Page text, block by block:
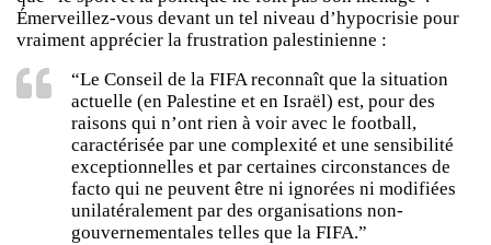
Émerveillez-vous devant un tel niveau d’hypocrisie pour
vraiment apprécier la frustration palestinienne :
“Le Conseil de la FIFA reconnaît que la situation
actuelle (en Palestine et en Israël) est, pour des
raisons qui n’ont rien à voir avec le football,
caractérisée par une complexité et une sensibilité
exceptionnelles et par certaines circonstances de
facto qui ne peuvent être ni ignorées ni modifiées
unilatéralement par des organisations non-
gouvernementales telles que la FIFA.”